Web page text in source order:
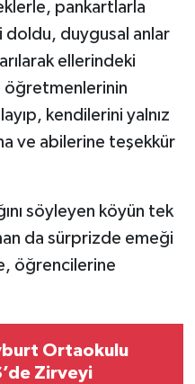
pankartlarla
duygusal anlar
ellerindeki
öğretmenlerinin
kendilerini yalnız
ve abilerine teşekkür
söyleyen köyün tek
da sürprizde emeği
öğrencilerine
Ortaokulu
Zirveyi